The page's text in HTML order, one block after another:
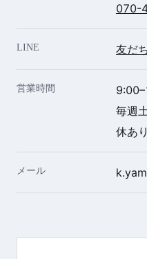
070-
LINE 友だ
営業時間
毎週
休あ
メール